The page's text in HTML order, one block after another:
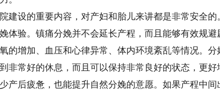
设的重要内容，对产妇和胎儿来讲都是非常安全的
验。镇痛分娩并不会延长产程，而且能够有效规避
的增加、血压和心律异常、体内环境紊乱等情况。分
非常好的休息，而且可以保持非常良好的状态，更好
产后疲惫，也能提升自然分娩的意愿。如果产程中间